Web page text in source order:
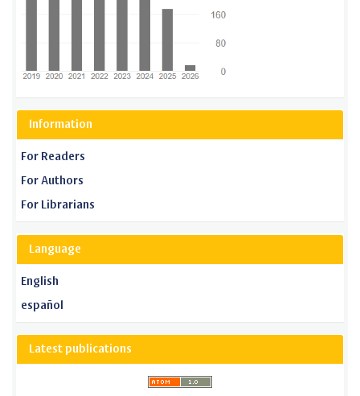
Information
For Readers
For Authors
For Librarians
Language
English
español
Latest publications